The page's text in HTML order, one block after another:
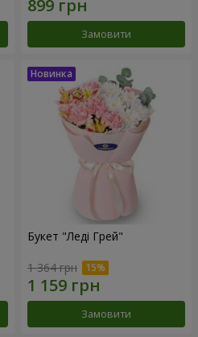
Замовити
Букет "Леді Грей"
1 364 грн
Замовити